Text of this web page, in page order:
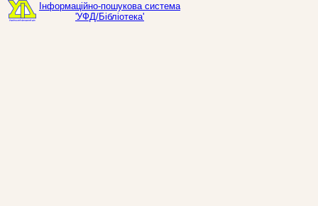
Інформаційно-пошукова система
'УФД/Бібліотека'